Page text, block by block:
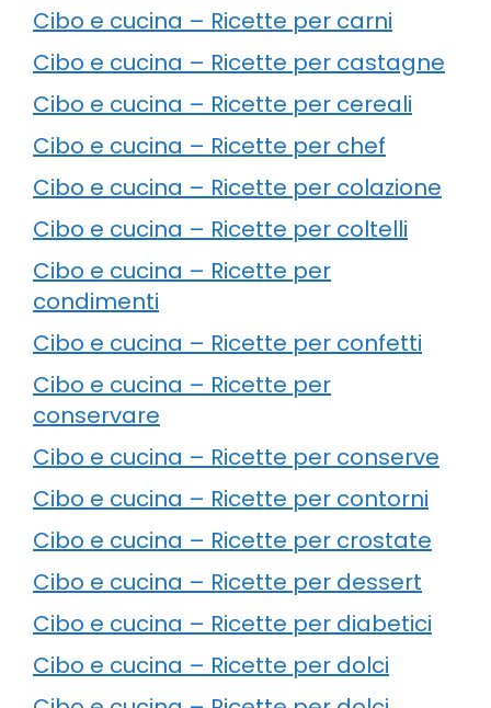
Cibo e cucina – Ricette per carni
Cibo e cucina – Ricette per castagne
Cibo e cucina – Ricette per cereali
Cibo e cucina – Ricette per chef
Cibo e cucina – Ricette per colazione
Cibo e cucina – Ricette per coltelli
Cibo e cucina – Ricette per
condimenti
Cibo e cucina – Ricette per confetti
Cibo e cucina – Ricette per
conservare
Cibo e cucina – Ricette per conserve
Cibo e cucina – Ricette per contorni
Cibo e cucina – Ricette per crostate
Cibo e cucina – Ricette per dessert
Cibo e cucina – Ricette per diabetici
Cibo e cucina – Ricette per dolci